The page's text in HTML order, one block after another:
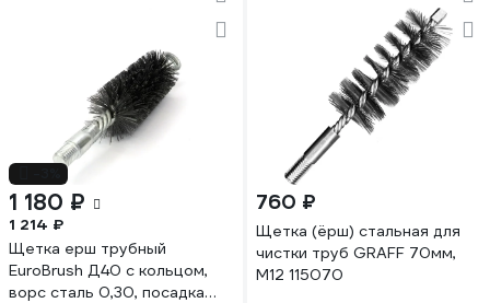
1 180 ₽
1 214 ₽
Щетка ерш трубный
EuroBrush Д40 с кольцом,
ворс сталь 0,30, посадка
760 ₽
Щетка (ёрш) стальная для
чистки труб GRAFF 70мм,
М12 115070